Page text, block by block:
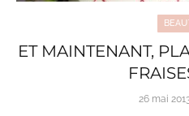
ET MAINTENANT,
26 mai